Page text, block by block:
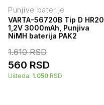
Punjive baterije
VARTA-56720B Tip D HR20
1,2V 3000mAh, Punjiva
NiMH baterija PAK2
1.610RSD
560 RSD
Ušteda: 1.050 RSD